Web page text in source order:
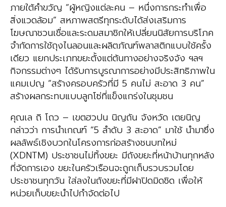
ภายใต้คำขวัญ “ผู้หญิงแต่ละคน – หนึ่งการกระทำเพื่อ
สิ่งแวดล้อม” สหภาพสตรีทุกระดับได้ส่งเสริมการ
โฆษณาชวนเชื่อและระดมสมาชิกให้เปลี่ยนนิสัยการบริโภค
จำกัดการใช้ถุงไนลอนและผลิตภัณฑ์พลาสติกแบบใช้ครั้ง
เดียว แยกประเภทขยะตั้งแต่ต้นทางอย่างจริงจัง ฯลฯ
กิจกรรมต่างๆ ได้รับการบูรณาการอย่างมีประสิทธิภาพใน
แคมเปญ “สร้างครอบครัวที่มี 5 คนไม่ สะอาด 3 คน”
สร้างผลกระทบแบบลูกโซ่ที่แข็งแกร่งในชุมชน
คุณเล ถิ โถว – เขตฮวปน นิญถัน จังหวัด เตยนิญ
กล่าวว่า การนำเกณฑ์ “5 ลำดับ 3 สะอาด” มาใช้ นำมาซึ่ง
ผลลัพธ์เชิงบวกในโครงการก่อสร้างชนบทใหม่
(XDNTM) ประชาชนไม่ทิ้งขยะ มีถังขยะที่หน้าบ้านทุกหลัง
ที่จัดการเอง ขยะในครัวเรือนจะถูกเก็บรวบรวมโดย
ประชาชนทุกวัน ใส่ลงในถังขยะที่มีฝาปิดมิดชิด เพื่อให้
หน่วยเก็บขยะนำไปกำจัดต่อไป